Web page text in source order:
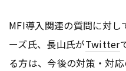
MFI導入関連の質問に対し
ーズ氏、長山氏がTwitter
る方は、今後の対策・対